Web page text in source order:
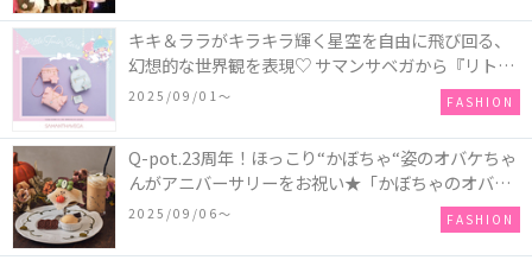
キキ＆ララがキラキラ輝く星空を自由に飛び回る、
幻想的な世界観を表現♡ サマンサベガから『リトル
ツインスターズ』50周年アニバーサリーイヤー』を
2025/09/01〜 FASHION
Q-pot.23周年！ほっこり“かぼちゃ“姿のオバケちゃ
んがアニバーサリーをお祝い★「かぼちゃのオバケ
ーキアクセサリー」が新発売！Q-pot CAFE.では
「かぼちゃのオバケーキプレート」も登場
2025/09/06〜 FASHION